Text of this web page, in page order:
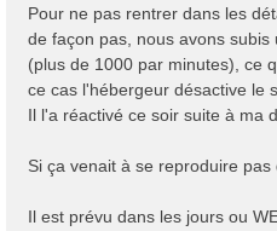
Pour ne pas rentrer dans les
de façon pas, nous avons
(plus de 1000 par minutes), ce
ce cas l'hébergeur désactive le
Il l'a réactivé ce soir suite à ma
Si ça venait à se reproduire pas
Il est prévu dans les jours ou